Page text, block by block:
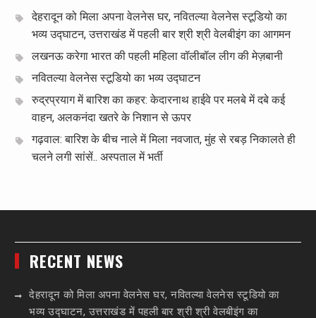
देहरादून को मिला अपना वेलनेस घर, नवितल्या वेलनेस स्टूडियो का
भव्य उद्घाटन, उत्तराखंड में पहली बार श्री श्री वेलबीइंग का आगमन
लखनऊ करेगा भारत की पहली महिला वॉलीबॉल लीग की मेज़बानी
नवितल्या वेलनेस स्टूडियो का भव्य उद्घाटन
रुद्रप्रयाग में बारिश का कहर: केदारनाथ हाईवे पर मलबे में दबे कई
वाहन, अलकनंदा खतरे के निशान से ऊपर
गढ़वाल: बारिश के बीच नाले में मिला नवजात, मुंह से रबड़ निकालते ही
चलने लगी सांसें.. अस्पताल में भर्ती
RECENT NEWS
देहरादून को मिला अपना वेलनेस घर, नवितल्या वेलनेस स्टूडियो का
भव्य उद्घाटन, उत्तराखंड में पहली बार श्री श्री वेलबीइंग का